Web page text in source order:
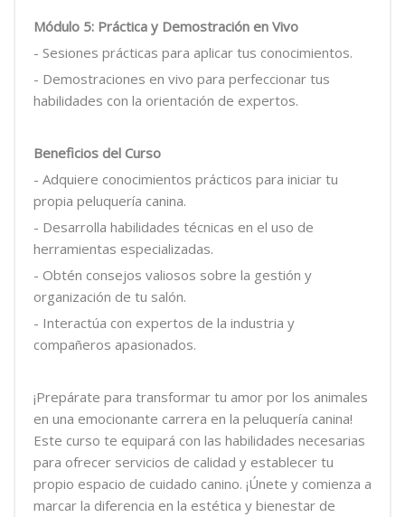
Módulo 5: Práctica y Demostración en Vivo
- Sesiones prácticas para aplicar tus conocimientos.
- Demostraciones en vivo para perfeccionar tus
habilidades con la orientación de expertos.
Beneficios del Curso
- Adquiere conocimientos prácticos para iniciar tu
propia peluquería canina.
- Desarrolla habilidades técnicas en el uso de
herramientas especializadas.
- Obtén consejos valiosos sobre la gestión y
organización de tu salón.
- Interactúa con expertos de la industria y
compañeros apasionados.
¡Prepárate para transformar tu amor por los animales
en una emocionante carrera en la peluquería canina!
Este curso te equipará con las habilidades necesarias
para ofrecer servicios de calidad y establecer tu
propio espacio de cuidado canino. ¡Únete y comienza a
marcar la diferencia en la estética y bienestar de